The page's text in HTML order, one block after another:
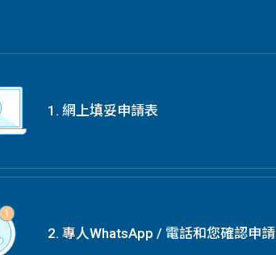
1. 網上填妥申請表
2. 專人WhatsApp / 電話和您確認申請